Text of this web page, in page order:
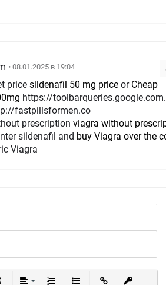
• 08.01.2025 в 19:04
price sildenafil 50 mg price or Cheap
fastpillsformen.co
prescription viagra without
sildenafil and buy Viagra over the
Viagra